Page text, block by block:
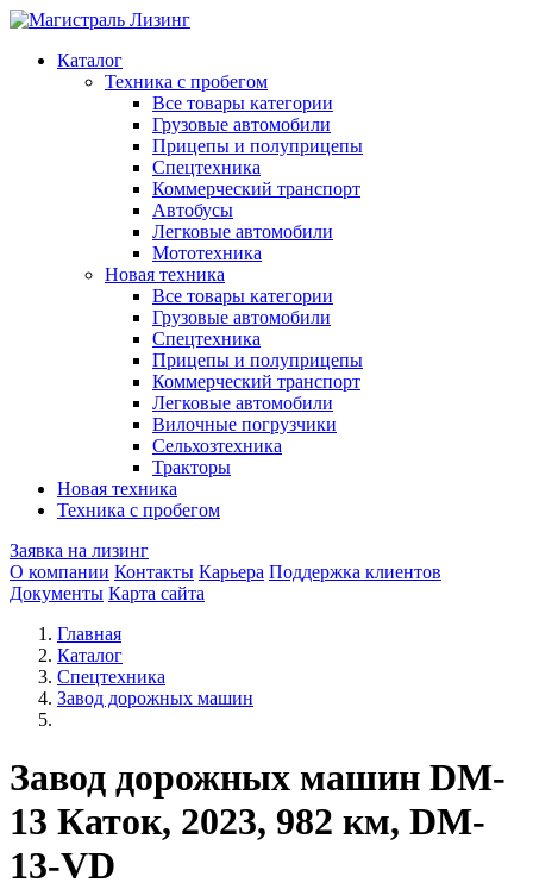
Каталог
Техника с пробегом
Все товары категории
Грузовые автомобили
Прицепы и полуприцепы
Спецтехника
Коммерческий транспорт
Автобусы
Легковые автомобили
Мототехника
Новая техника
Все товары категории
Грузовые автомобили
Спецтехника
Прицепы и полуприцепы
Коммерческий транспорт
Легковые автомобили
Вилочные погрузчики
Сельхозтехника
Тракторы
Новая техника
Техника с пробегом
Заявка на лизинг
О компании Контакты Карьера Поддержка клиентов
Документы Карта сайта
Главная
Каталог
Спецтехника
Завод дорожных машин
Завод дорожных машин DM-
13 Каток, 2023, 982 км, DM-
13-VD